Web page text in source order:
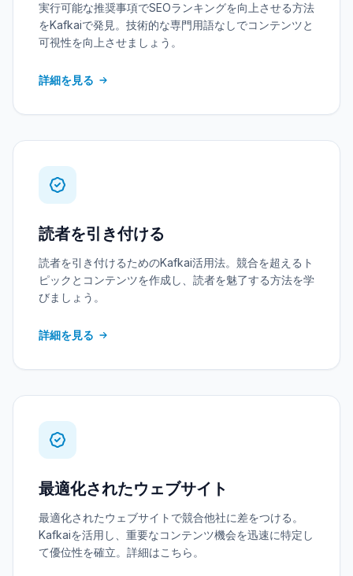
実行可能な推奨事項でSEOランキングを向上させる方法
をKafkaiで発見。技術的な専門用語なしでコンテンツと
可視性を向上させましょう。
詳細を見る
読者を引き付ける
読者を引き付けるためのKafkai活用法。競合を超えるト
ピックとコンテンツを作成し、読者を魅了する方法を学
びましょう。
詳細を見る
最適化されたウェブサイト
最適化されたウェブサイトで競合他社に差をつける。
Kafkaiを活用し、重要なコンテンツ機会を迅速に特定し
て優位性を確立。詳細はこちら。